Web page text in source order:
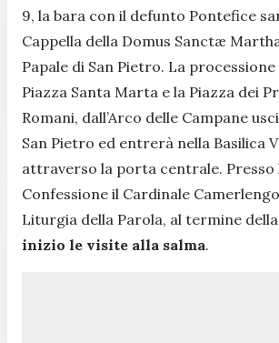
9, la bara con il defunto Pontefice
Cappella della Domus Sanctæ
Papale di San Pietro. La
Piazza Santa Marta e la Piazza dei
Romani, dall’Arco delle Campane
San Pietro ed entrerà nella Basilica
attraverso la porta centrale. Presso
Confessione il Cardinale
Liturgia della Parola, al termine
inizio le visite alla salma.